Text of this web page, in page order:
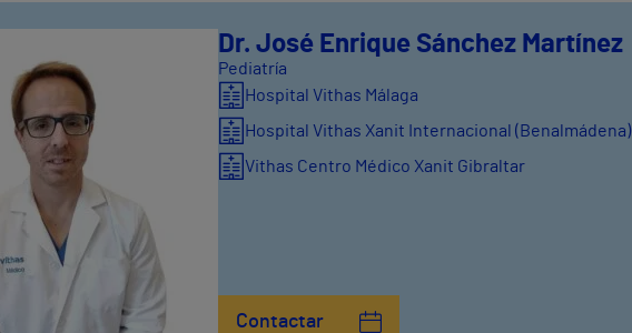
Dr. José Enrique Sánchez Martínez
Pediatría
Hospital Vithas Málaga
Hospital Vithas Xanit Internacional (Benalmádena)
Vithas Centro Médico Xanit Gibraltar
Contactar